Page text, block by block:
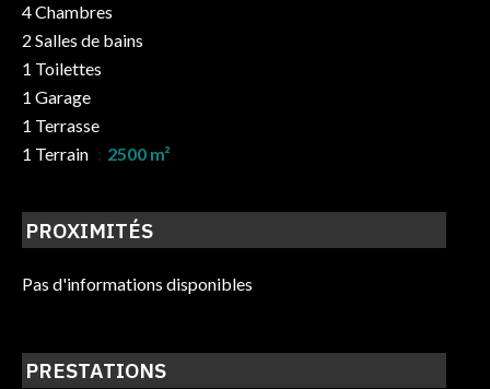
4 Chambres
2 Salles de bains
1 Toilettes
1 Garage
1 Terrasse
1 Terrain
2500 m²
PROXIMITÉS
Pas d'informations disponibles
PRESTATIONS